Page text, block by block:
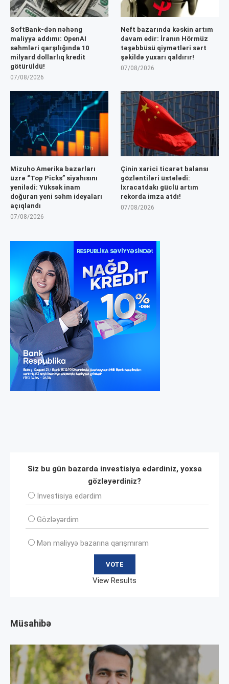
SoftBank-dən nəhəng
maliyyə addımı: OpenAI
səhmləri qarşılığında 10
milyard dollarlıq kredit
götürüldü!
07/08/2026
Neft bazarında kəskin artım
davam edir: İranın Hörmüz
təşəbbüsü qiymətləri sərt
şəkildə yuxarı qaldırır!
07/08/2026
Mizuho Amerika bazarları
üzrə “Top Picks” siyahısını
yenilədi: Yüksək inam
doğuran yeni səhm ideyaları
açıqlandı
07/08/2026
Çinin xarici ticarət balansı
gözləntiləri üstələdi:
İxracatdakı güclü artım
rekorda imza atdı!
07/08/2026
Siz bu gün bazarda investisiya edərdiniz, yoxsa
gözləyərdiniz?
İnvеstisiya edərdim
Gözləyərdim
Mən maliyyə bazarına qarışmıram
View Results
Müsahibə